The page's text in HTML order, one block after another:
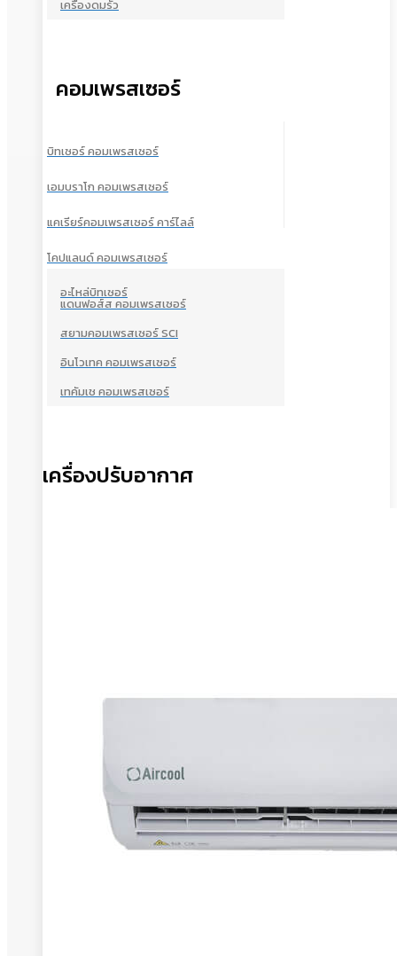
เครื่องดมรั่ว
คอมเพรสเซอร์
บิทเซอร์ คอมเพรสเซอร์
เอมบราโก คอมเพรสเซอร์
แคเรียร์คอมเพรสเซอร์ คาร์ไลล์
โคปแลนด์ คอมเพรสเซอร์
อะไหล่บิทเซอร์
แดนฟอส์ส คอมเพรสเซอร์
สยามคอมเพรสเซอร์ SCI
อินโวเทค คอมเพรสเซอร์
เทคัมเช คอมเพรสเซอร์
เครื่องปรับอากาศ